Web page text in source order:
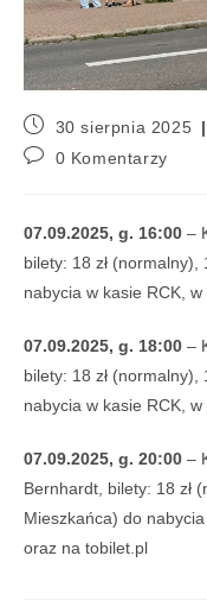
30 sierpnia 2025
0 Komentarzy
07.09.2025, g. 16:00 –
bilety: 18 zł
nabycia w kasie RCK,
07.09.2025, g. 18:00 –
bilety: 18 zł
nabycia w kasie RCK,
07.09.2025, g. 20:00 –
Bernhardt, bilety: 18 zł
Mieszkańca) do
oraz na tobilet.pl